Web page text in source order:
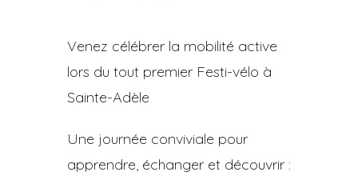
Venez célébrer la mobilité active
lors du tout premier Festi-vélo à
Sainte-Adèle
Une journée conviviale pour
apprendre, échanger et découvrir :